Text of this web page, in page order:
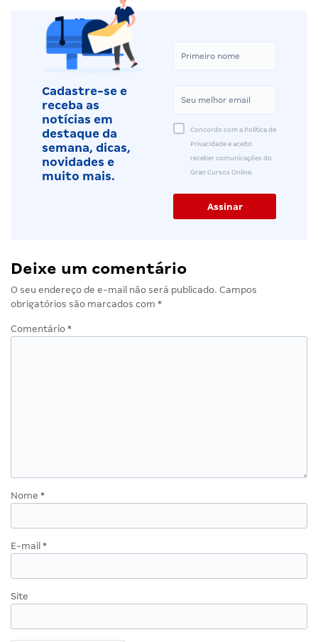
Cadastre-se e
receba as
notícias em
destaque da
semana, dicas,
novidades e
muito mais.
Concordo com a Política de
Privacidade e aceito
receber comunicações do
Gran Cursos Online.
Deixe um comentário
O seu endereço de e-mail não será publicado. Campos
obrigatórios são marcados com *
Comentário *
Nome *
E-mail *
Site